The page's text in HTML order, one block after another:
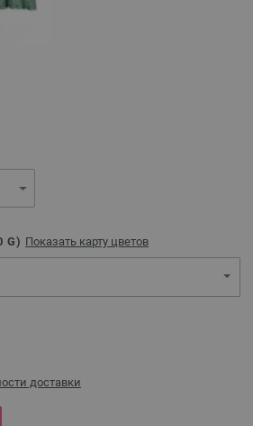
G) Показать карту цветов
доставки